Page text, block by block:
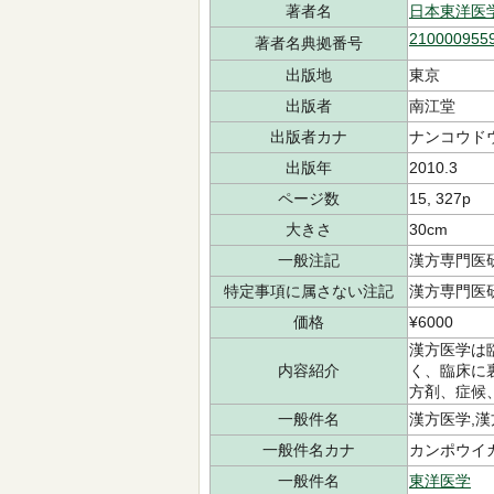
著者名
日本東洋医
著者名典拠番号
出版地
東京
出版者
南江堂
出版者カナ
ナンコウド
出版年
2010.3
ページ数
15, 327p
大きさ
30cm
一般注記
漢方専門医
特定事項に属さない注記
漢方専門医
価格
¥6000
内容紹介
漢方医学は
く、臨床に
方剤、症候
一般件名
漢方医学,漢
一般件名カナ
カンポウイ
一般件名
東洋医学